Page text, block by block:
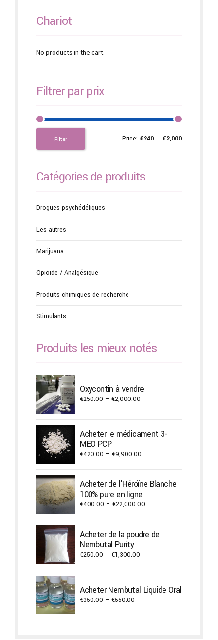
Chariot
No products in the cart.
Filtrer par prix
Filter Price: €240 — €2,000
Catégories de produits
Drogues psychédéliques
Les autres
Marijuana
Opioïde / Analgésique
Produits chimiques de recherche
Stimulants
Produits les mieux notés
Oxycontin à vendre
€250.00 – €2,000.00
through
€2,000.00
Acheter le médicament 3-
MEO PCP
€420.00 – €9,900.00
through
€9,900.00
Acheter de l'Héroïne Blanche
100% pure en ligne
€400.00 – €22,000.00
through
Acheter de la poudre de
Nembutal Purity
€250.00 – €1,300.00
through
€1,300.00
Acheter Nembutal Liquide Oral
€350.00 – €550.00